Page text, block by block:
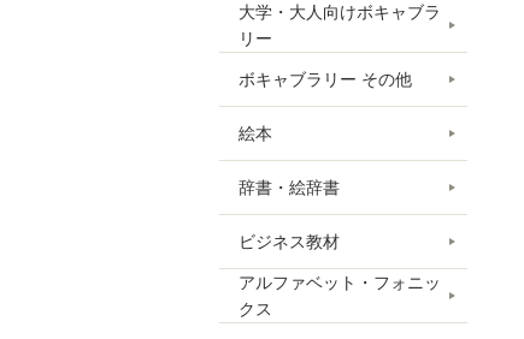
大学・大人向けボキャブラ
リー
ボキャブラリー その他
絵本
辞書・絵辞書
ビジネス教材
アルファベット・フォニッ
クス